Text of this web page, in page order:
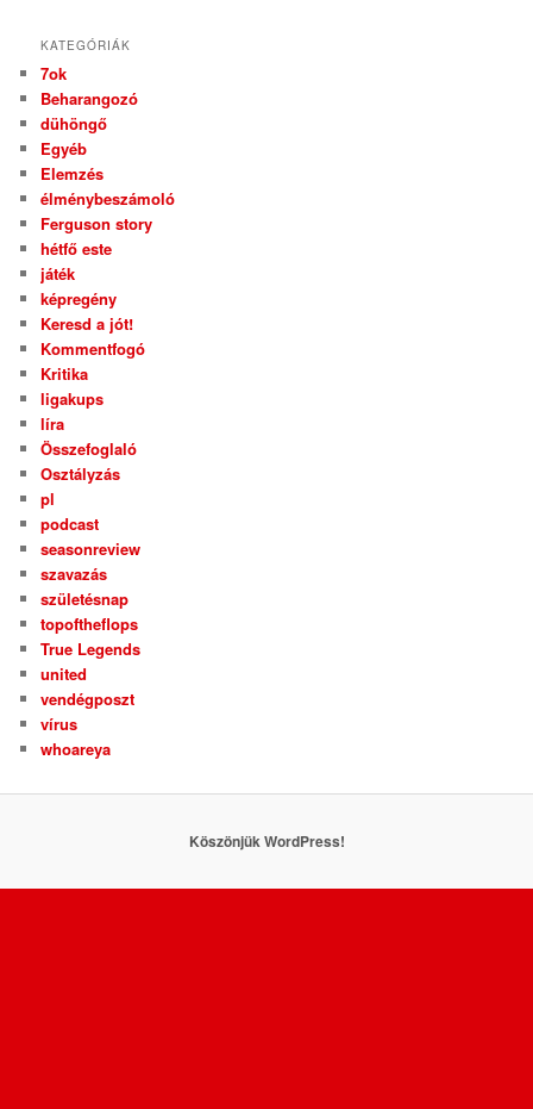
KATEGÓRIÁK
7ok
Beharangozó
dühöngő
Egyéb
Elemzés
élménybeszámoló
Ferguson story
hétfő este
játék
képregény
Keresd a jót!
Kommentfogó
Kritika
ligakups
líra
Összefoglaló
Osztályzás
pl
podcast
seasonreview
szavazás
születésnap
topoftheflops
True Legends
united
vendégposzt
vírus
whoareya
Köszönjük WordPress!